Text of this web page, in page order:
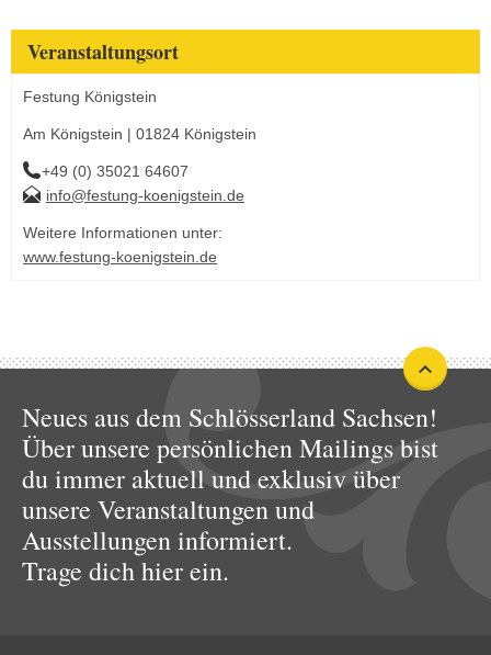
Veranstaltungsort
Festung Königstein
Am Königstein | 01824 Königstein
+49 (0) 35021 64607
info@festung-koenigstein.de
Weitere Informationen unter:
www.festung-koenigstein.de
Neues aus dem Schlösserland Sachsen!
Über unsere persönlichen Mailings bist
du immer aktuell und exklusiv über
unsere Veranstaltungen und
Ausstellungen informiert.
Trage dich hier ein.